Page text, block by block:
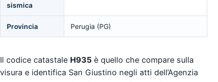
sismica
Provincia Perugia (PG)
Il codice catastale H935 è quello che compare sulla
visura e identifica San Giustino negli atti dell’Agenzia